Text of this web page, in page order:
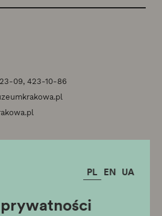
PL EN UA
09, 423-10-86